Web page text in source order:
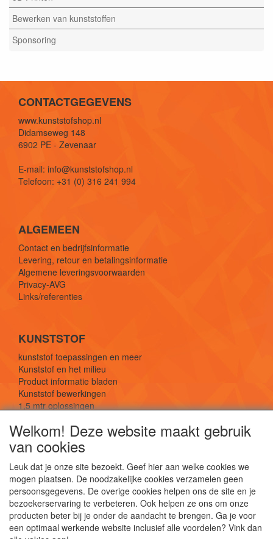
Bewerken van kunststoffen
Sponsoring
CONTACTGEGEVENS
www.kunststofshop.nl
Didamseweg 148
6902 PE - Zevenaar
E-mail: info@kunststofshop.nl
Telefoon: +31 (0) 316 241 994
ALGEMEEN
Contact en bedrijfsinformatie
Levering, retour en betalingsinformatie
Algemene leveringsvoorwaarden
Privacy-AVG
Links/referenties
KUNSTSTOF
kunststof toepassingen en meer
Kunststof en het milieu
Product informatie bladen
Kunststof bewerkingen
1,5 mtr oplossingen
SOCIALE MEDIA
De webshop voor kunststof platen, folies, buizen
Welkom! Deze website maakt gebruik
van cookies
Leuk dat je onze site bezoekt. Geef hier aan welke cookies we
mogen plaatsen. De noodzakelijke cookies verzamelen geen
persoonsgegevens. De overige cookies helpen ons de site en je
bezoekerservaring te verbeteren. Ook helpen ze ons om onze
producten beter bij je onder de aandacht te brengen. Ga je voor
een optimaal werkende website inclusief alle voordelen? Vink dan